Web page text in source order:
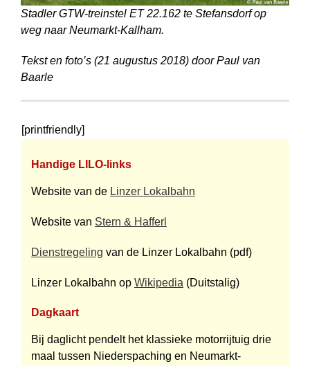
Stadler GTW-treinstel ET 22.162 te Stefansdorf op
weg naar Neumarkt-Kallham.
Tekst en foto’s (21 augustus 2018) door Paul van
Baarle
[printfriendly]
Handige LILO-links
Website van de Linzer Lokalbahn
Website van Stern & Hafferl
Dienstregeling van de Linzer Lokalbahn (pdf)
Linzer Lokalbahn op Wikipedia (Duitstalig)
Dagkaart
Bij daglicht pendelt het klassieke motorrijtuig drie
maal tussen Niederspaching en Neumarkt-